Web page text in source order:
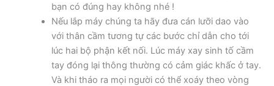
bạn có đúng hay không nhé !
Nếu lắp máy chúng ta hãy đưa cán lưỡi dao vào
với thân cầm tương tự các bước chỉ dẫn cho tới
lúc hai bộ phận kết nối. Lúc máy xay sinh tố cầm
tay đóng lại thông thường có cảm giác khấc ở tay.
Và khi tháo ra mọi người có thể xoáy theo vòng